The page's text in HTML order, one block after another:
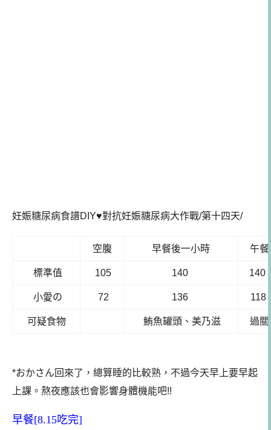
妊娠糖尿病食譜DIY♥對抗妊娠糖尿病大作戰/第十四天/
空腹 早餐後一小時 午餐
標準值 105 140 140
小愛の 72 136 118
可疑食物 鮪魚罐頭、美乃滋 過關
*おかさん回來了，總算睡的比較熟，不過今天早上要早起
上課。熬夜應該也會影響身體機能吧!!
早餐[8.15吃完]